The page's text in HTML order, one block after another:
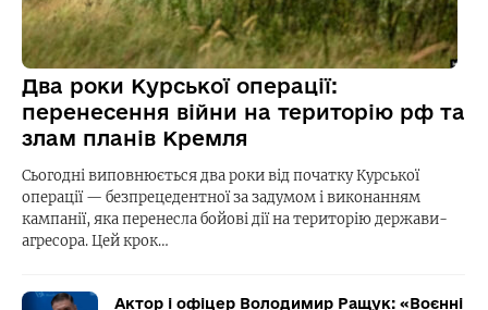
Два роки Курської операції:
перенесення війни на територію рф та
злам планів Кремля
Сьогодні виповнюється два роки від початку Курської
операції — безпрецедентної за задумом і виконанням
кампанії, яка перенесла бойові дії на територію держави-
агресора. Цей крок…
Актор і офіцер Володимир Ращук: «Воєнні